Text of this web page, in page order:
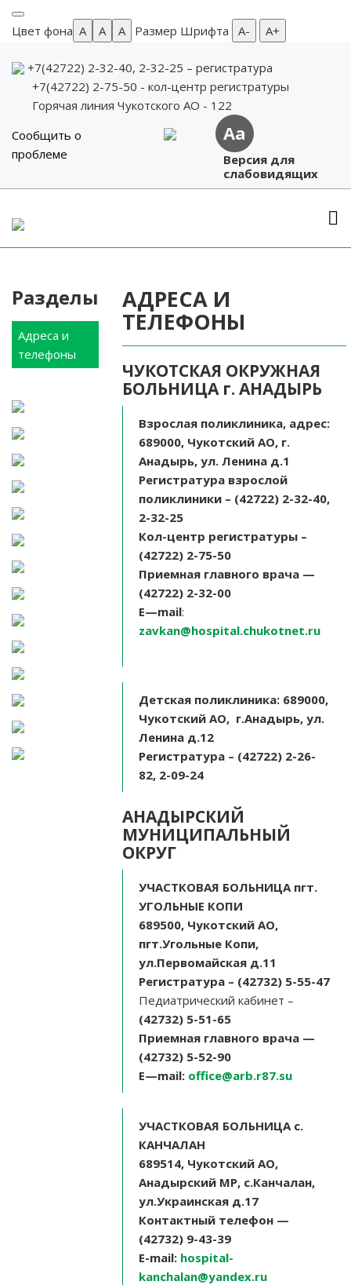
Цвет фона A A A Размер Шрифта А- А+
+7(42722) 2-32-40, 2-32-25 – регистратура
+7(42722) 2-75-50 - кол-центр регистратуры
Горячая линия Чукотского АО - 122
Сообщить о
проблеме
Aa
Версия для
слабовидящих
content
Разделы
Адреса и
телефоны
АДРЕСА И
ТЕЛЕФОНЫ
ЧУКОТСКАЯ ОКРУЖНАЯ
БОЛЬНИЦА г. АНАДЫРЬ
Взрослая поликлиника, адрес:
689000, Чукотский АО, г.
Анадырь, ул. Ленина д.1
Регистратура взрослой
поликлиники – (42722) 2-32-40,
2-32-25
Кол-центр регистратуры –
(42722) 2-75-50
Приемная главного врача —
(42722) 2-32-00
E—mail:
zavkan@hospital.chukotnet.ru
Детская поликлиника: 689000,
Чукотский АО, г.Анадырь, ул.
Ленина д.12
Регистратура – (42722) 2-26-
82, 2-09-24
АНАДЫРСКИЙ
МУНИЦИПАЛЬНЫЙ
ОКРУГ
УЧАСТКОВАЯ БОЛЬНИЦА пгт.
УГОЛЬНЫЕ КОПИ
689500, Чукотский АО,
пгт.Угольные Копи,
ул.Первомайская д.11
Регистратура – (42732) 5-55-47
Педиатрический кабинет –
(42732) 5-51-65
Приемная главного врача —
(42732) 5-52-90
E—mail: office@arb.r87.su
УЧАСТКОВАЯ БОЛЬНИЦА с.
КАНЧАЛАН
689514, Чукотский АО,
Анадырский МР, с.Канчалан,
ул.Украинская д.17
Контактный телефон —
(42732) 9-43-39
E-mail: hospital-
kanchalan@yandex.ru